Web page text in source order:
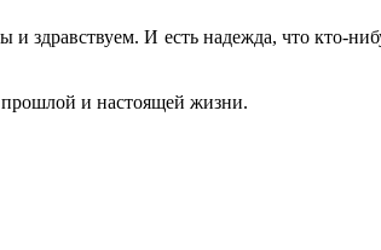
здравствуем. И есть надежда, что кто-
и настоящей жизни.